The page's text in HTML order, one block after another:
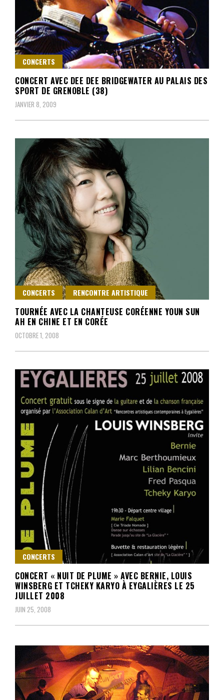
CONCERTS
CONCERT AVEC DEE DEE BRIDGEWATER AU PALAIS DES
SPORT DE GRENOBLE (38)
JANVIER 8, 2009
CONCERTS RENCONTRE ARTISTIQUE
TOURNÉE AVEC LA CHANTEUSE CORÉENNE YOUN SUN
AH EN CHINE ET EN CORÉE
OCTOBRE 1, 2008
CONCERTS
CONCERT « NUIT DE PLUME » AVEC BERNIE, LOUIS
WINSBERG ET TCHEKY KARYO À EYGALIÈRES LE 25
JUILLET 2008
JUIN 25, 2008